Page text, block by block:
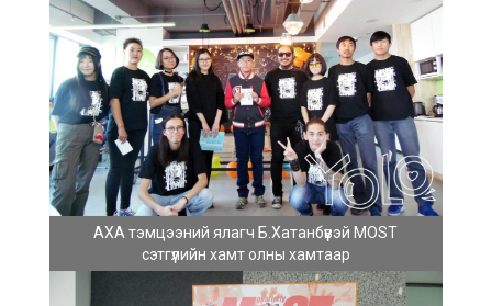
АХА тэмцээний ялагч Б.Хатанбүүвэй MOST
сэтгүүлийн хамт олны хамтаар